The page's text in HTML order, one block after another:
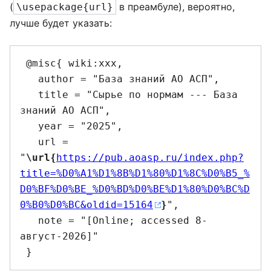
( \usepackage{url}
в преамбуле), вероятно,
лучше будет указать:
знаний АО АСП",
" \url{ https://pub.aoasp.ru/index.php?
title=%D0%A1%D1%8B%D1%80%D1%8C%D0%B5_%
D0%BF%D0%BE_%D0%BD%D0%BE%D1%80%D0%BC%D
0%B0%D0%BC&oldid=15164
}",
август-2026]"